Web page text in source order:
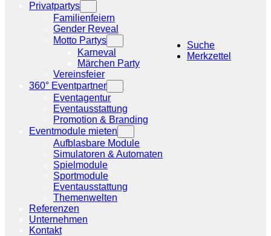
Privatpartys
Familienfeiern
Gender Reveal
Motto Partys
Karneval
Märchen Party
Vereinsfeier
360° Eventpartner
Eventagentur
Eventausstattung
Promotion & Branding
Eventmodule mieten
Aufblasbare Module
Simulatoren & Automaten
Spielmodule
Sportmodule
Eventausstattung
Themenwelten
Referenzen
Unternehmen
Kontakt
Suche
Merkzettel